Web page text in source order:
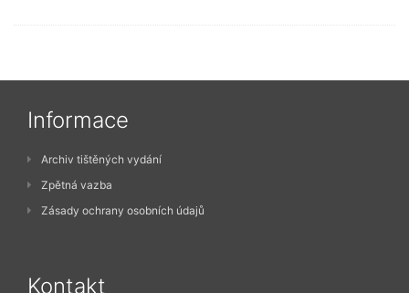
Informace
Archiv tištěných vydání
Zpětná vazba
Zásady ochrany osobních údajů
Kontakt